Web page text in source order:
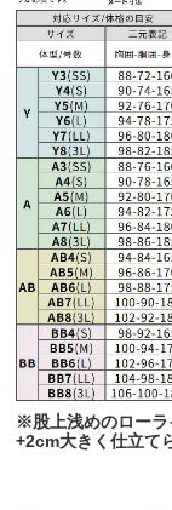
※股上浅めのローラ
+2cm大きく仕立て